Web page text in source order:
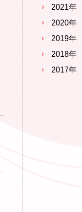
2021年
2020年
2019年
2018年
2017年